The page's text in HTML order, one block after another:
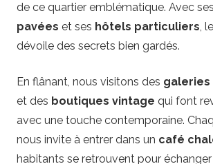
de ce quartier emblématique. Avec ses
pavées et ses hôtels particuliers,
dévoile des secrets bien gardés.
En flânant, nous visitons des galeries
et des boutiques vintage qui font
avec une touche contemporaine.
nous invite à entrer dans un café
habitants se retrouvent pour